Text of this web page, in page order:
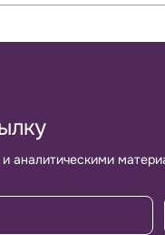
аналитическими